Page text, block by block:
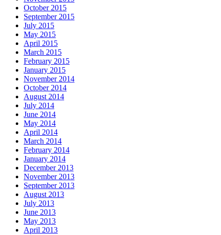
October 2015
September 2015
July 2015
May 2015
April 2015
March 2015
February 2015
January 2015
November 2014
October 2014
August 2014
July 2014
June 2014
May 2014
April 2014
March 2014
February 2014
January 2014
December 2013
November 2013
September 2013
August 2013
July 2013
June 2013
May 2013
April 2013